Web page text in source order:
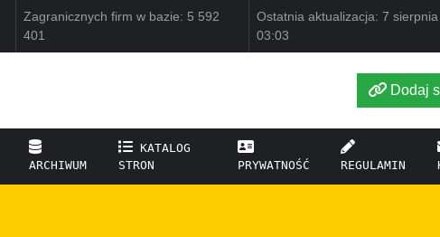
Zagranicznych firm w bazie: 5 592
401
Ostatnia aktualizacja: 7
03:03
Dodaj
ARCHIWUM
KATALOG
STRON
PRYWATNOŚĆ REGULAMIN